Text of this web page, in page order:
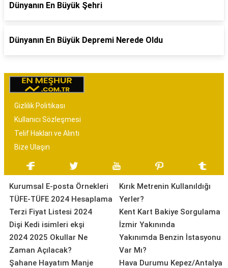
Dünyanın En Büyük Şehri
Dünyanın En Büyük Depremi Nerede Oldu
Gizlilik Politikası
Kullanıcı Sözleşmesi
Telif Hakları ve Alıntı
Bize Ulaşın
Kurumsal E-posta Örnekleri
TÜFE-TÜFE 2024 Hesaplama
Terzi Fiyat Listesi 2024
Dişi Kedi isimleri ekşi
2024 2025 Okullar Ne
Zaman Açılacak?
Şahane Hayatım Manje
Kırık Metrenin Kullanıldığı
Yerler?
Kent Kart Bakiye Sorgulama
İzmir Yakınında
Yakınımda Benzin İstasyonu
Var Mı?
Hava Durumu Kepez/Antalya